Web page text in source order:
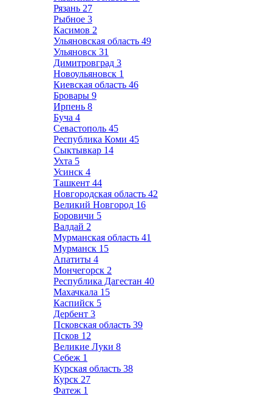
Рязань 27
Рыбное 3
Касимов 2
Ульяновская область 49
Ульяновск 31
Димитровград 3
Новоульяновск 1
Киевская область 46
Бровары 9
Ирпень 8
Буча 4
Севастополь 45
Республика Коми 45
Сыктывкар 14
Ухта 5
Усинск 4
Ташкент 44
Новгородская область 42
Великий Новгород 16
Боровичи 5
Валдай 2
Мурманская область 41
Мурманск 15
Апатиты 4
Мончегорск 2
Республика Дагестан 40
Махачкала 15
Каспийск 5
Дербент 3
Псковская область 39
Псков 12
Великие Луки 8
Себеж 1
Курская область 38
Курск 27
Фатеж 1